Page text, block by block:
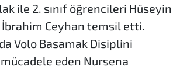
ile 2. sınıf öğrencileri Hüseyin
İbrahim Ceyhan temsil etti.
Volo Basamak Disiplini
eden Nursena